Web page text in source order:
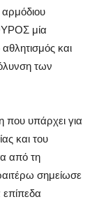
μία
και
των
υπάρχει για
και του
από τη
σημείωσε